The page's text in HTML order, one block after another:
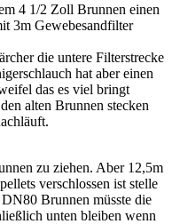
4 1/2 Zoll Brunnen einen
3m Gewebesandfilter
die untere Filterstrecke
hat aber einen
das es viel bringt
alten Brunnen stecken
zu ziehen. Aber 12,5m
verschlossen ist stelle
Brunnen müsste die
unten bleiben wenn